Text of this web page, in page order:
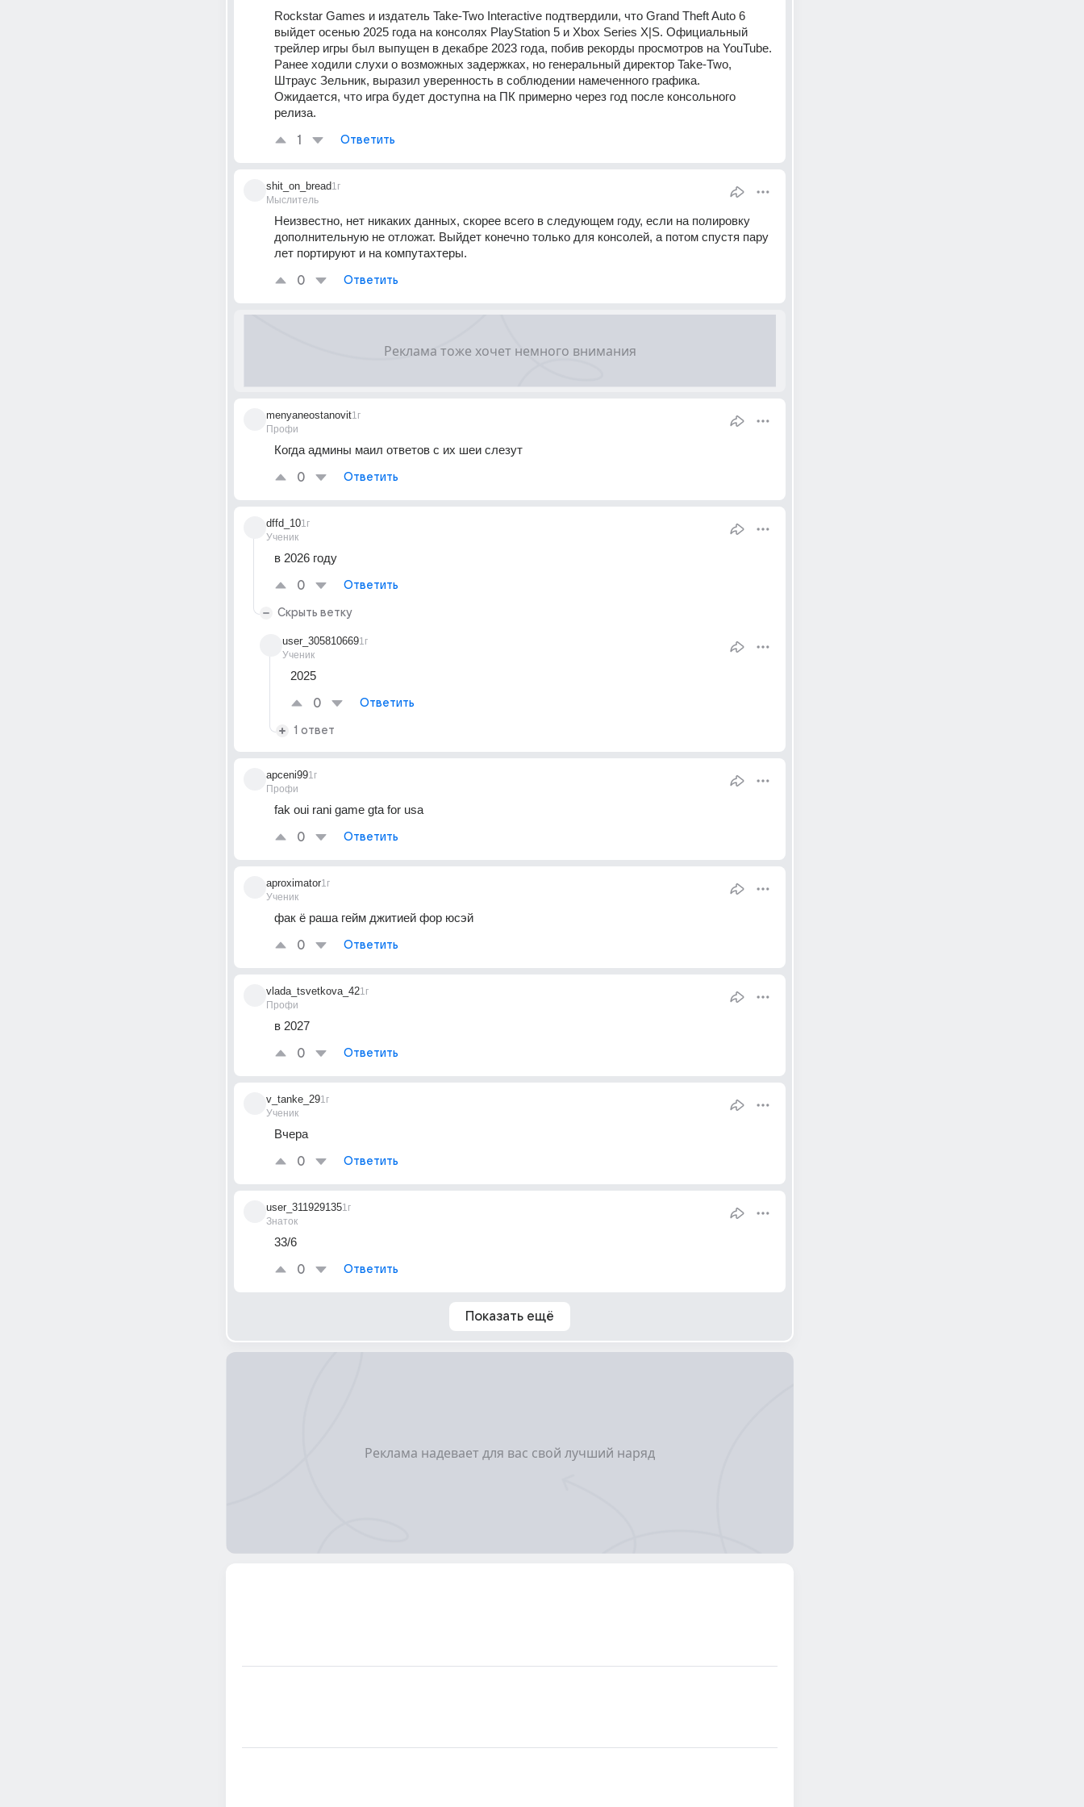
​Rockstar Games и издатель Take-Two Interactive подтвердили, что Grand Theft Auto 6
выйдет осенью 2025 года на консолях PlayStation 5 и Xbox Series X|S. Официальный
трейлер игры был выпущен в декабре 2023 года, побив рекорды просмотров на YouTube.
Ранее ходили слухи о возможных задержках, но генеральный директор Take-Two,
Штраус Зельник, выразил уверенность в соблюдении намеченного графика.
Ожидается, что игра будет доступна на ПК примерно через год после консольного
релиза.
1 Ответить
shit_on_bread
Мыслитель
1г
Неизвестно, нет никаких данных, скорее всего в следующем году, если на полировку
дополнительную не отложат. Выйдет конечно только для консолей, а потом спустя пару
лет портируют и на компутахтеры.
0 Ответить
menyaneostanovit
Профи
1г
Когда админы маил ответов с их шеи слезут
0 Ответить
dffd_10
Ученик
1г
в 2026 году
0 Ответить
Скрыть ветку
user_305810669
Ученик
1г
2025
0 Ответить
1 ответ
apceni99
Профи
1г
fak oui rani game gta for usa
0 Ответить
aproximator
Ученик
1г
фак ё раша гейм джитией фор юсэй
0 Ответить
vlada_tsvetkova_42
Профи
1г
в 2027
0 Ответить
v_tanke_29
Ученик
1г
Вчера
0 Ответить
user_311929135
Знаток
1г
33/6
0 Ответить
Показать ещё